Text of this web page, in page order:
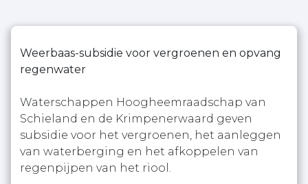
Weerbaas-subsidie voor vergroenen en opvang
regenwater
Waterschappen Hoogheemraadschap van
Schieland en de Krimpenerwaard geven
subsidie voor het vergroenen, het aanleggen
van waterberging en het afkoppelen van
regenpijpen van het riool.